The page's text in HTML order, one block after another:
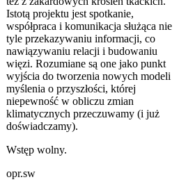
Istotą projektu jest spotkanie,
współpraca i komunikacja służąca nie
tyle przekazywaniu informacji, co
nawiązywaniu relacji i budowaniu
więzi. Rozumiane są one jako punkt
wyjścia do tworzenia nowych modeli
myślenia o przyszłości, której
niepewność w obliczu zmian
klimatycznych przeczuwamy (i już
doświadczamy).
Wstęp wolny.
opr.sw